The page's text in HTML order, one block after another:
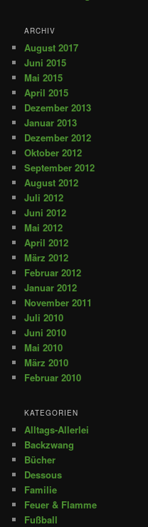
ARCHIV
August 2017
Juni 2015
Mai 2015
April 2015
Dezember 2013
Januar 2013
Dezember 2012
Oktober 2012
September 2012
August 2012
Juli 2012
Juni 2012
Mai 2012
April 2012
März 2012
Februar 2012
Januar 2012
November 2011
Juli 2010
Juni 2010
Mai 2010
März 2010
Februar 2010
KATEGORIEN
Alltags-Allerlei
Backzwang
Bücher
Dessous
Familie
Feuer & Flamme
Fußball